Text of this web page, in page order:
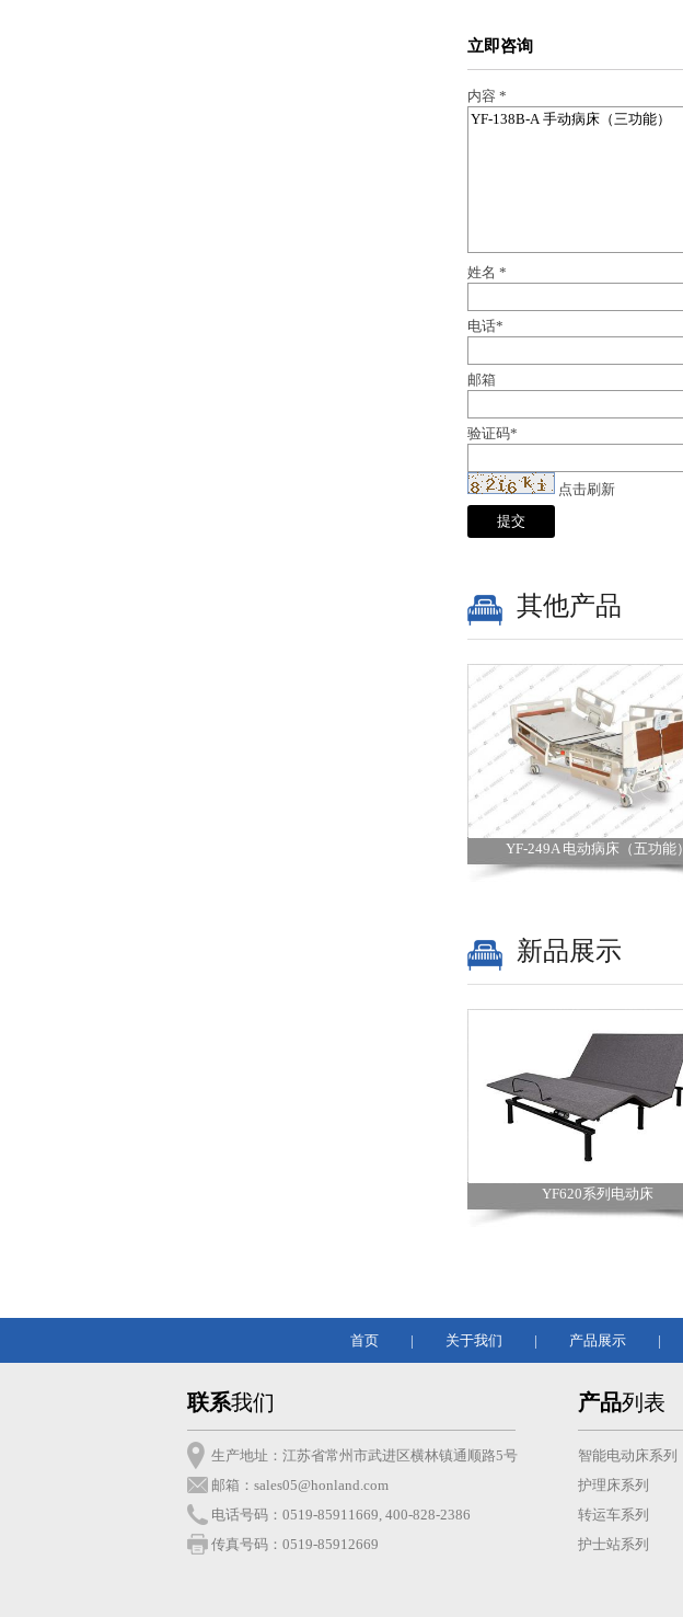
立即咨询
内容 *
姓名 *
电话*
邮箱
验证码*
点击刷新
其他产品
YF-249A 电动病床（五功能）
新品展示
YF620系列电动床
首页 | 关于我们 | 产品展示 |
联系我们
生产地址：江苏省常州市武进区横林镇通顺路5号
邮箱： sales05@honland.com
电话号码：0519-85911669, 400-828-2386
传真号码：0519-85912669
产品列表
智能电动床系列
护理床系列
转运车系列
护士站系列